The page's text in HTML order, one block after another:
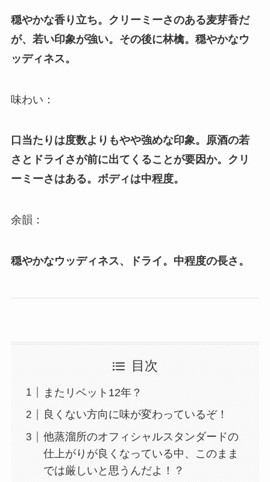
穏やかな香り立ち。クリーミーさのある麦芽香だ
が、若い印象が強い。その後に林檎。穏やかなウ
ッディネス。
味わい：
口当たりは度数よりもやや強めな印象。原酒の若
さとドライさが前に出てくることが要因か。クリ
ーミーさはある。ボディは中程度。
余韻：
穏やかなウッディネス、ドライ。中程度の長さ。
目次
またリベット12年？
良くない方向に味が変わっているぞ！
他蒸溜所のオフィシャルスタンダードの
仕上がりが良くなっている中、このまま
では厳しいと思うんだよ！？